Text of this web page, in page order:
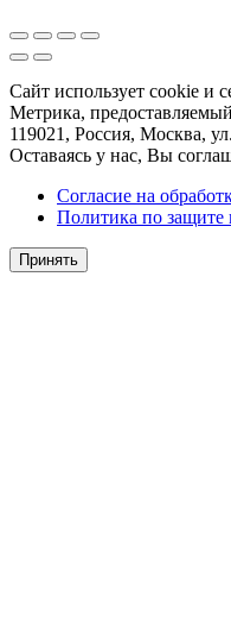
Сайт использует cookie и
Метрика,
119021, Россия, Москва,
Оставаясь у нас, Вы
Согласие на
Политика по
Принять